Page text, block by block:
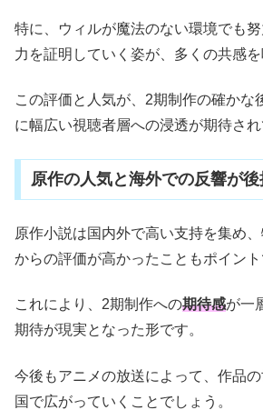
特に、ウィルが魔法のない環境でも
力を証明していく姿が、多くの共感を
この評価と人気が、2期制作の確かな
に幅広い視聴者層への浸透が期待され
原作の人気と海外での反響が後
原作小説は国内外で高い支持を集め
からの評価が高かったこともポイント
これにより、2期制作への期待感が一
期待が現実となった形です。
今後もアニメの放送によって、作品
国で広がっていくことでしょう。